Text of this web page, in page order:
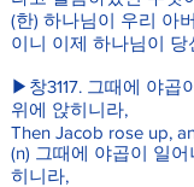
(한) 하나님이 우리 아
이니 이제 하나님이
▶창3117. 그때에 야곱
위에 앉히니라,
Then Jacob rose up,
(n) 그때에 야곱이 일
히니라,